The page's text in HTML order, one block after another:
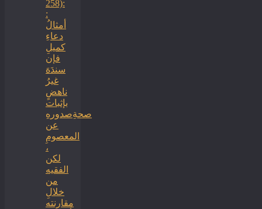
258):
:
أمثالُ
دعاءِ
كميلِ
فإن
سندَهَ
غيرُ
ناهضٍ
بإثبات
صحةِصدورهِ
عن
المعصومِ
،
لكن
الفقيه
من
خلالِ
مقارنته